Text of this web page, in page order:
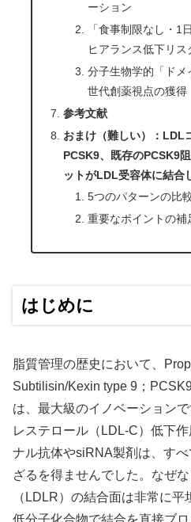
ーション
「食事制限なし・1
ヒアランス低下リス
分子生物学的「ドメ
世代創薬視点の獲得
参考文献
おまけ（難しい）：LDL
PCSK9、既存のPCSK9
ットがLDL受容体に結合
5つのパターンの比
重要なポイントの補
はじめに
脂質管理の歴史において、
Subtilisin/Kexin type 9；
は、最大級のイノベーション
レステロール（LDL-C）低下
ナル抗体やsiRNA製剤は、す
ざるを得ませんでした。なぜ
（LDLR）の結合面は非常に